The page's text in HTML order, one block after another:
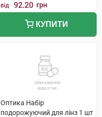
від 92.20 грн
КУПИТИ
Оптика Набір
подорожуючий для лінз 1 шт